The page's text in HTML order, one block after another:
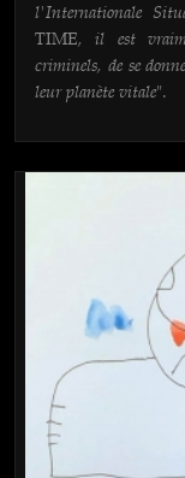
l'Internationale
TIME, il est
criminels, de se
leur planète vitale".